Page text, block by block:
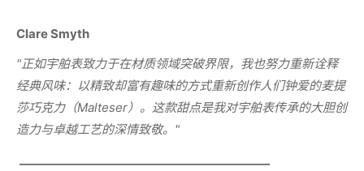
Clare Smyth
"正如宇舶表致力于在材质领域突破界限，我也努力重新诠释
经典风味：以精致却富有趣味的方式重新创作人们钟爱的麦提
莎巧克力（Malteser）。这款甜点是我对宇舶表传承的大胆创
造力与卓越工艺的深情致敬。 "